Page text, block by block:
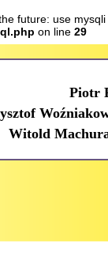
future: use
on line 29
Piotr
Witold